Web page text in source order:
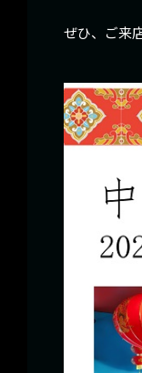
ぜひ、ご来